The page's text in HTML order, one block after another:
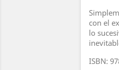
con el
lo
ISBN: